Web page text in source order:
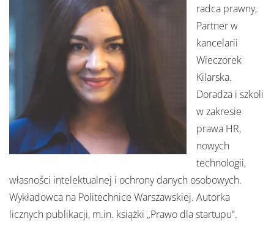
radca prawny,
Partner w
kancelarii
Wieczorek
Kilarska.
Doradza i szkoli
w zakresie
prawa HR,
nowych
technologii,
własności intelektualnej i ochrony danych osobowych.
Wykładowca na Politechnice Warszawskiej. Autorka
licznych publikacji, m.in. książki „Prawo dla startupu“.